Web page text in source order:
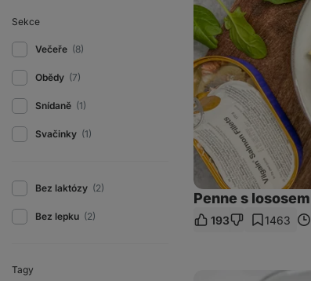
Sekce
Večeře (8)
Obědy (7)
Snídaně (1)
Svačinky (1)
Bez laktózy (2)
Bez lepku (2)
Tagy
Penne s lososem
193 1463